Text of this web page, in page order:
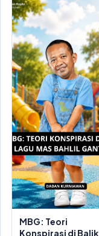
MBG: Teori
Konspirasi di Balik